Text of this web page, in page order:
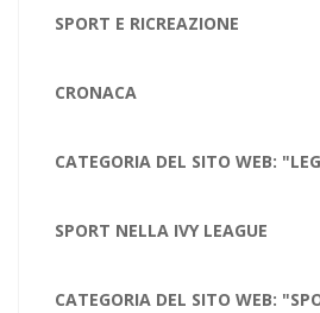
SPORT E RICREAZIONE
CRONACA
SPORT NELLA IVY LEAGUE